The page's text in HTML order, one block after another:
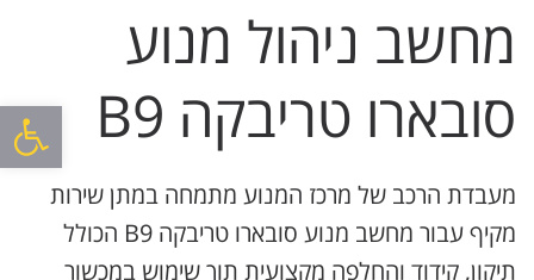
פתח
מחשב ניהול מנוע
סובארו טריבקה B9
מעבדת הרכב של מרכז המנוע מתמחה במתן שירות
מקיף עבור מחשב מנוע סובארו טריבקה B9 הכולל
תיקון, קידוד והחלפה מקצועית תוך שימוש במכשור